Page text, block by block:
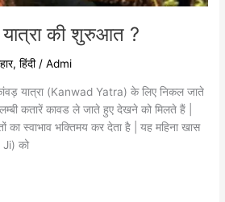
की शुरुआत ?
,हिंदी/Admi
यात्रा (Kanwad Yatra) के लिए निकल जाते
कतारें कावड ले जाते हुए देखने को मिलते हैं |
का स्वाभाव भक्तिमय कर देता है | यह महिना खास
Ji) को